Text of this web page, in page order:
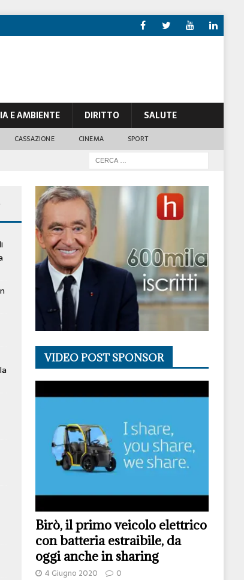
E AMBIENTE DIRITTO SALUTE
CASSAZIONE CINEMA SPORT
VIDEO POST SPONSOR
Birò, il primo veicolo elettrico
con batteria estraibile, da
oggi anche in sharing
4 Giugno 2020 0